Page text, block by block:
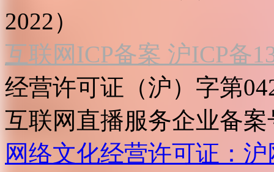
2022）
互联网ICP备案 沪ICP备
经营许可证（沪）字第
互联网直播服务企业备案
网络文化经营许可证：